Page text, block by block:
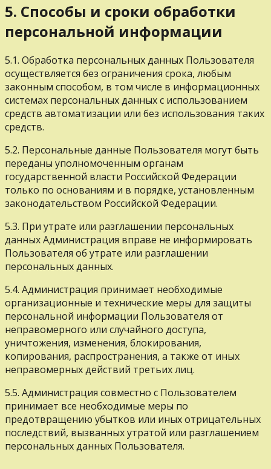
5. Способы и сроки обработки
персональной информации
5.1. Обработка персональных данных Пользователя
осуществляется без ограничения срока, любым
законным способом, в том числе в информационных
системах персональных данных с использованием
средств автоматизации или без использования таких
средств.
5.2. Персональные данные Пользователя могут быть
переданы уполномоченным органам
государственной власти Российской Федерации
только по основаниям и в порядке, установленным
законодательством Российской Федерации.
5.3. При утрате или разглашении персональных
данных Администрация вправе не информировать
Пользователя об утрате или разглашении
персональных данных.
5.4. Администрация принимает необходимые
организационные и технические меры для защиты
персональной информации Пользователя от
неправомерного или случайного доступа,
уничтожения, изменения, блокирования,
копирования, распространения, а также от иных
неправомерных действий третьих лиц.
5.5. Администрация совместно с Пользователем
принимает все необходимые меры по
предотвращению убытков или иных отрицательных
последствий, вызванных утратой или разглашением
персональных данных Пользователя.